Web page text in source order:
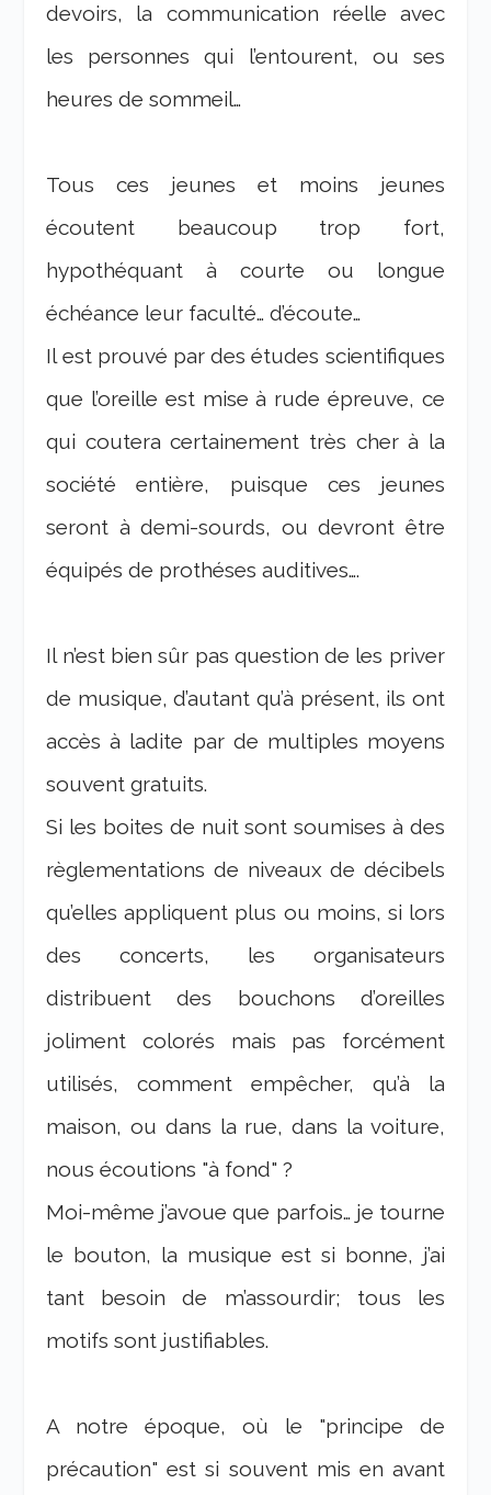
devoirs, la communication réelle avec
les personnes qui l’entourent, ou ses
heures de sommeil…
Tous ces jeunes et moins jeunes
écoutent beaucoup trop fort,
hypothéquant à courte ou longue
échéance leur faculté… d’écoute…
Il est prouvé par des études scientifiques
que l’oreille est mise à rude épreuve, ce
qui coutera certainement très cher à la
société entière, puisque ces jeunes
seront à demi-sourds, ou devront être
équipés de prothéses auditives….
Il n’est bien sûr pas question de les priver
de musique, d’autant qu’à présent, ils ont
accès à ladite par de multiples moyens
souvent gratuits.
Si les boites de nuit sont soumises à des
règlementations de niveaux de décibels
qu’elles appliquent plus ou moins, si lors
des concerts, les organisateurs
distribuent des bouchons d’oreilles
joliment colorés mais pas forcément
utilisés, comment empêcher, qu’à la
maison, ou dans la rue, dans la voiture,
nous écoutions "à fond" ?
Moi-même j’avoue que parfois… je tourne
le bouton, la musique est si bonne, j’ai
tant besoin de m’assourdir; tous les
motifs sont justifiables.
A notre époque, où le "principe de
précaution" est si souvent mis en avant